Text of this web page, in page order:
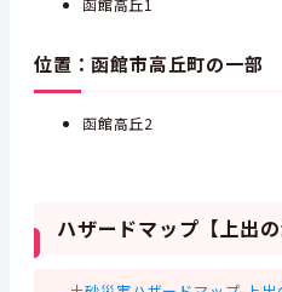
位置：函館市高丘町の一部
函館高丘2
ハザードマップ【上出の